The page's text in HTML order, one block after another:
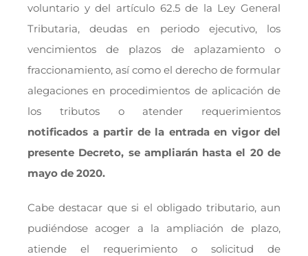
voluntario y del artículo 62.5 de la Ley General
Tributaria, deudas en periodo ejecutivo, los
vencimientos de plazos de aplazamiento o
fraccionamiento, así como el derecho de formular
alegaciones en procedimientos de aplicación de
los tributos o atender requerimientos
notificados a partir de la entrada en vigor del
presente Decreto, se ampliarán hasta el 20 de
mayo de 2020.
Cabe destacar que si el obligado tributario, aun
pudiéndose acoger a la ampliación de plazo,
atiende el requerimiento o solicitud de